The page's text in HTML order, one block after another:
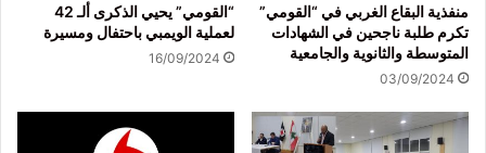
منفذية البقاع الغربي في “القومي”
تكرم طلبة ناجحين في الشهادات
المتوسطة والثانوية والجامعية
03/09/2024
“القومي” يحيي الذكرى ألـ 42
لعملية الويمبي باحتفال ومسيرة
16/09/2024